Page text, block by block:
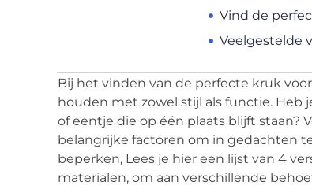
Vind de
Veelgestelde
Bij het vinden van de perfecte kruk
houden met zowel stijl als functie.
of eentje die op één plaats blijft staan?
belangrijke factoren om in gedachten
beperken, Lees je hier een lijst van 4
materialen, om aan verschillende